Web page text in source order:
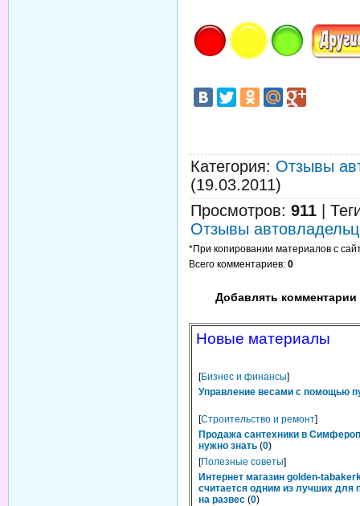
Категория: Отзывы
(19.03.2011)
Просмотров: 911
Отзывы
*При копировании материалов с
Всего комментариев: 0
Добавлять комментарии
Новые материалы
[Бизнес и финансы]
Управление весами с помощью
[Строительство и ремонт]
Продажа сантехники в
нужно знать (0)
[Полезные советы]
Интернет магазин golden-
считается одним из лучших для
на развес (0)